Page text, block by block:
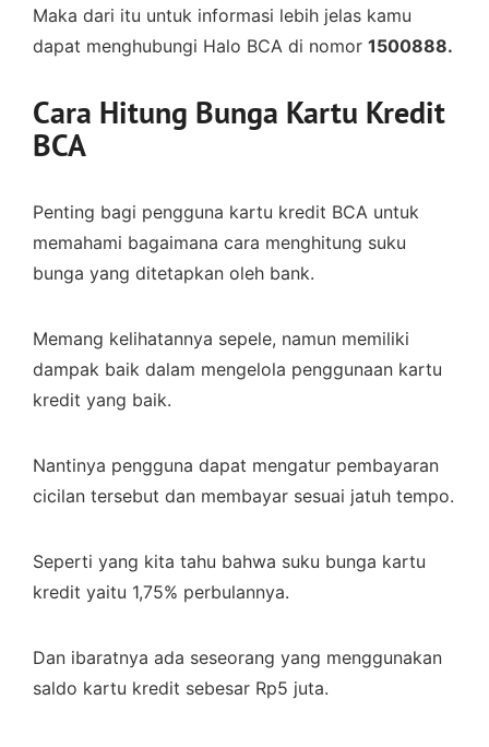
Maka dari itu untuk informasi lebih jelas kamu
dapat menghubungi Halo BCA di nomor 1500888.
Cara Hitung Bunga Kartu Kredit
BCA
Penting bagi pengguna kartu kredit BCA untuk
memahami bagaimana cara menghitung suku
bunga yang ditetapkan oleh bank.
Memang kelihatannya sepele, namun memiliki
dampak baik dalam mengelola penggunaan kartu
kredit yang baik.
Nantinya pengguna dapat mengatur pembayaran
cicilan tersebut dan membayar sesuai jatuh tempo.
Seperti yang kita tahu bahwa suku bunga kartu
kredit yaitu 1,75% perbulannya.
Dan ibaratnya ada seseorang yang menggunakan
saldo kartu kredit sebesar Rp5 juta.